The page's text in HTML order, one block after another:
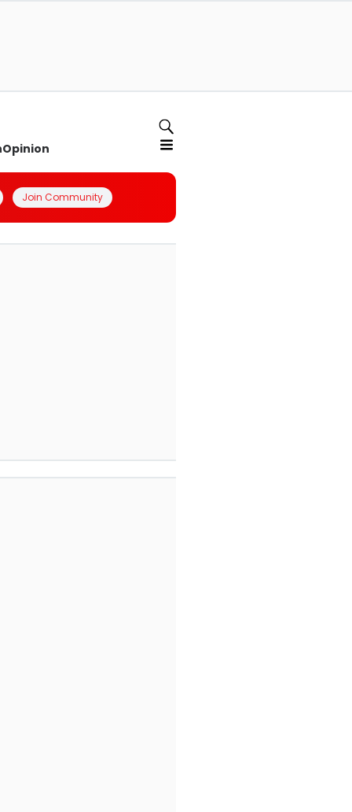
Opinion
Join Community